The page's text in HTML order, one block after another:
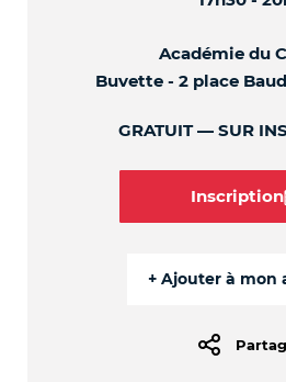
Académie du
Buvette - 2 place
GRATUIT SUR
Inscription